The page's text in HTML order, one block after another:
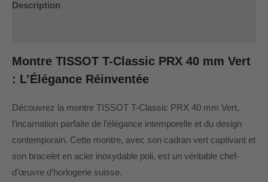
Description
Montre TISSOT T-Classic PRX 40 mm Vert
: L’Élégance Réinventée
Découvrez la montre TISSOT T-Classic PRX 40 mm Vert,
l’incarnation parfaite de l’élégance intemporelle et du design
contemporain. Cette montre, avec son cadran vert captivant et
son bracelet en acier inoxydable poli, est un véritable chef-
d’œuvre d’horlogerie suisse.